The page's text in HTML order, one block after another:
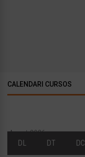
CALENDARI CURSOS
Agost 2026
DL
DT DC